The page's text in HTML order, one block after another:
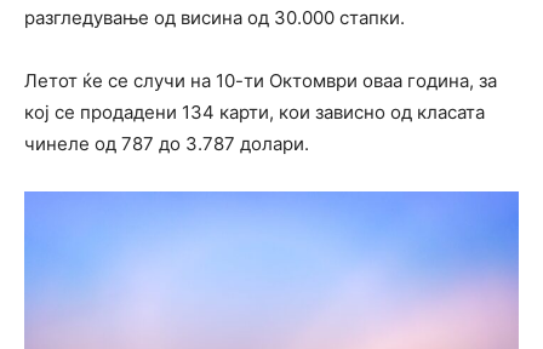
разгледување од висина од 30.000 стапки.
Летот ќе се случи на 10-ти Октомври оваа година, за
кој се продадени 134 карти, кои зависно од класата
чинеле од 787 до 3.787 долари.